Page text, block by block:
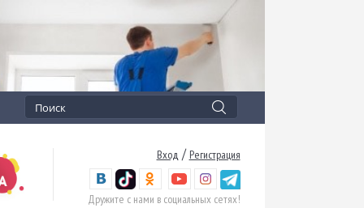
Вход / Регистрация
Дружите с нами в социальных сетях!